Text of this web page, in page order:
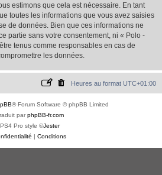
estimons que cela est nécessaire. En tant
toutes les informations que vous avez saisies
de données. Bien que ces informations ne
partie sans votre consentement, ni « Polo -
tenus comme responsables en cas de
les données.
Heures au format UTC+01:00
® Forum Software © phpBB Limited
parphpBB-fr.com
PS4 Pro style ©Jester
| Conditions